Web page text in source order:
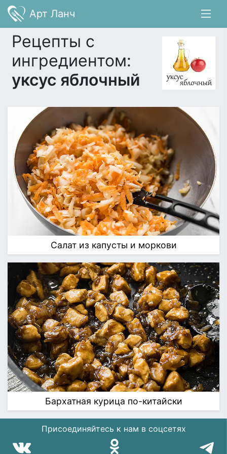
Арт Ланч
Рецепты с
ингредиентом:
уксус яблочный
Салат из капусты и моркови
Бархатная курица по-китайски
Присоединяйтесь к нам в соцсетях